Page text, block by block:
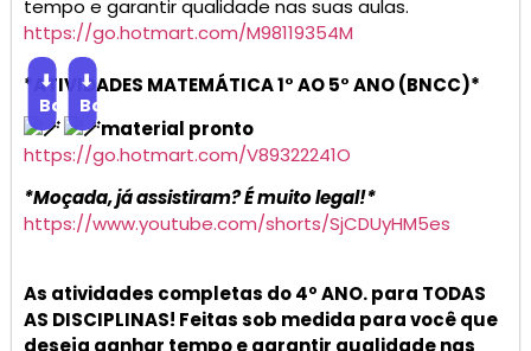
tempo e garantir qualidade nas suas aulas.
https://go.hotmart.com/M98119354M
*ATIVIDADES MATEMÁTICA 1° AO 5° ANO (BNCC)*
⬇
Baixar
⬇
Baixar
material pronto
https://go.hotmart.com/V89322241O
*Moçada, já assistiram? É muito legal!*
https://www.youtube.com/shorts/SjCDUyHM5es
As atividades completas do 4º ANO. para TODAS
AS DISCIPLINAS! Feitas sob medida para você que
deseja ganhar tempo e garantir qualidade nas